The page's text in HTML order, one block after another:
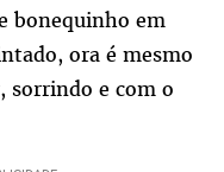
bonequinho em
ora é mesmo
sorrindo e com o